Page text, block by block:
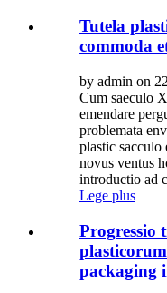
Tutela
commoda
by admin on
Cum saeculo
emendare
problemata
plastic sacculo
novus ventus
introductio ad
Lege plus
Progressio
packaging